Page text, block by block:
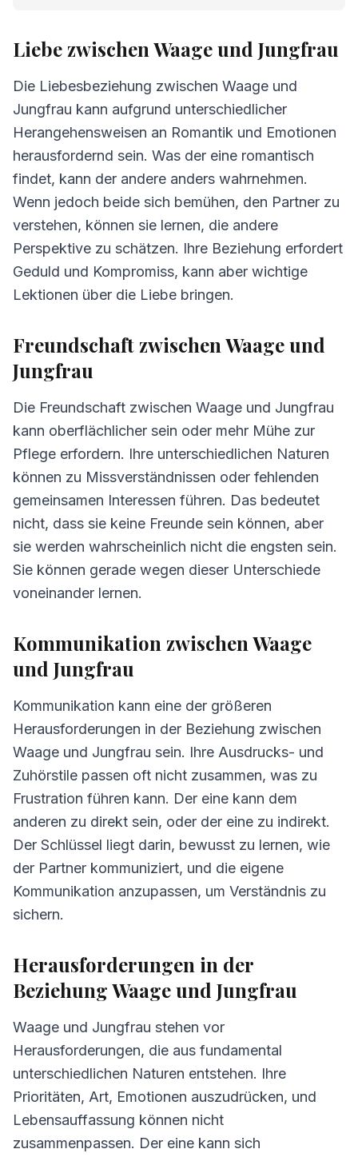
Jungfrau
3. Kommunikation zwischen Waage und
Jungfrau
4. Herausforderungen in der Beziehung
Waage und Jungfrau
5.
6. Häufig gestellte Fragen zur Kompatibilität
Liebe zwischen Waage und Jungfrau
Die Liebesbeziehung zwischen Waage und
Jungfrau kann aufgrund unterschiedlicher
Herangehensweisen an Romantik und Emotionen
herausfordernd sein. Was der eine romantisch
findet, kann der andere anders wahrnehmen.
Wenn jedoch beide sich bemühen, den Partner zu
verstehen, können sie lernen, die andere
Perspektive zu schätzen. Ihre Beziehung erfordert
Geduld und Kompromiss, kann aber wichtige
Lektionen über die Liebe bringen.
Freundschaft zwischen Waage und
Jungfrau
Die Freundschaft zwischen Waage und Jungfrau
kann oberflächlicher sein oder mehr Mühe zur
Pflege erfordern. Ihre unterschiedlichen Naturen
können zu Missverständnissen oder fehlenden
gemeinsamen Interessen führen. Das bedeutet
nicht, dass sie keine Freunde sein können, aber
sie werden wahrscheinlich nicht die engsten sein.
Sie können gerade wegen dieser Unterschiede
voneinander lernen.
Kommunikation zwischen Waage
und Jungfrau
Kommunikation kann eine der größeren
Herausforderungen in der Beziehung zwischen
Waage und Jungfrau sein. Ihre Ausdrucks- und
Zuhörstile passen oft nicht zusammen, was zu
Frustration führen kann. Der eine kann dem
anderen zu direkt sein, oder der eine zu indirekt.
Der Schlüssel liegt darin, bewusst zu lernen, wie
der Partner kommuniziert, und die eigene
Kommunikation anzupassen, um Verständnis zu
sichern.
Herausforderungen in der
Beziehung Waage und Jungfrau
Waage und Jungfrau stehen vor
Herausforderungen, die aus fundamental
unterschiedlichen Naturen entstehen. Ihre
Prioritäten, Art, Emotionen auszudrücken, und
Lebensauffassung können nicht
zusammenpassen. Der eine kann sich